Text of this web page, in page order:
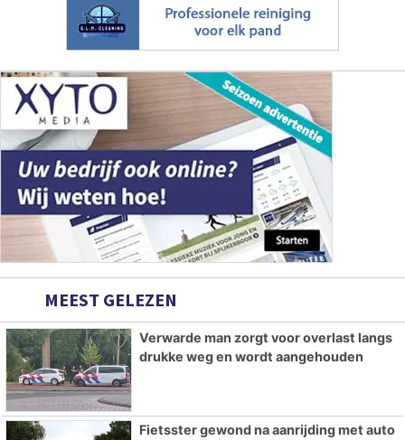
MEEST GELEZEN
Verwarde man zorgt voor overlast langs
drukke weg en wordt aangehouden
Fietsster gewond na aanrijding met auto